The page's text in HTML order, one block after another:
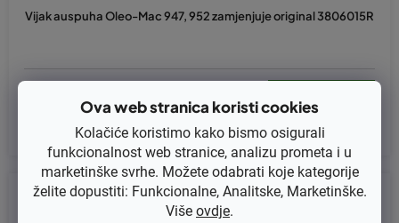
Ova web stranica koristi cookies
Kolačiće koristimo kako bismo osigurali
funkcionalnost web stranice, analizu prometa i u
marketinške svrhe. Možete odabrati koje kategorije
želite dopustiti: Funkcionalne, Analitske, Marketinške.
Više ovdje.
Vijak auspuha Oleo-Mac 947, 952 zamjenjuje original 3806015R
Kod:50070025R